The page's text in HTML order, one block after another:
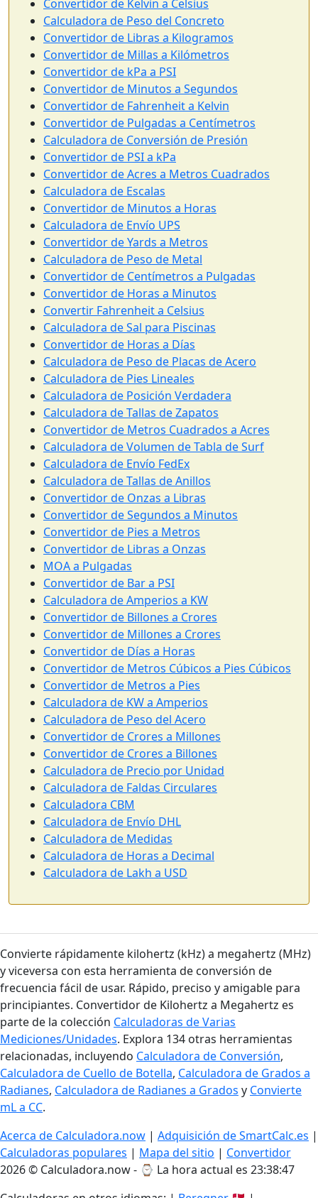
Convertidor de Kelvin a Celsius
Calculadora de Peso del Concreto
Convertidor de Libras a Kilogramos
Convertidor de Millas a Kilómetros
Convertidor de kPa a PSI
Convertidor de Minutos a Segundos
Convertidor de Fahrenheit a Kelvin
Convertidor de Pulgadas a Centímetros
Calculadora de Conversión de Presión
Convertidor de PSI a kPa
Convertidor de Acres a Metros Cuadrados
Calculadora de Escalas
Convertidor de Minutos a Horas
Calculadora de Envío UPS
Convertidor de Yards a Metros
Calculadora de Peso de Metal
Convertidor de Centímetros a Pulgadas
Convertidor de Horas a Minutos
Convertir Fahrenheit a Celsius
Calculadora de Sal para Piscinas
Convertidor de Horas a Días
Calculadora de Peso de Placas de Acero
Calculadora de Pies Lineales
Calculadora de Posición Verdadera
Calculadora de Tallas de Zapatos
Convertidor de Metros Cuadrados a Acres
Calculadora de Volumen de Tabla de Surf
Calculadora de Envío FedEx
Calculadora de Tallas de Anillos
Convertidor de Onzas a Libras
Convertidor de Segundos a Minutos
Convertidor de Pies a Metros
Convertidor de Libras a Onzas
MOA a Pulgadas
Convertidor de Bar a PSI
Calculadora de Amperios a KW
Convertidor de Billones a Crores
Convertidor de Millones a Crores
Convertidor de Días a Horas
Convertidor de Metros Cúbicos a Pies Cúbicos
Convertidor de Metros a Pies
Calculadora de KW a Amperios
Calculadora de Peso del Acero
Convertidor de Crores a Millones
Convertidor de Crores a Billones
Calculadora de Precio por Unidad
Calculadora de Faldas Circulares
Calculadora CBM
Calculadora de Envío DHL
Calculadora de Medidas
Calculadora de Horas a Decimal
Calculadora de Lakh a USD
Convierte rápidamente kilohertz (kHz) a megahertz (MHz)
y viceversa con esta herramienta de conversión de
frecuencia fácil de usar. Rápido, preciso y amigable para
principiantes. Convertidor de Kilohertz a Megahertz es
parte de la colección Calculadoras de Varias
Mediciones/Unidades. Explora 134 otras herramientas
relacionadas, incluyendo Calculadora de Conversión,
Calculadora de Cuello de Botella, Calculadora de Grados a
Radianes, Calculadora de Radianes a Grados y Convierte
mL a CC.
Acerca de Calculadora.now | Adquisición de SmartCalc.es |
Calculadoras populares | Mapa del sitio | Convertidor
2026 © Calculadora.now - ⌚ La hora actual es 23:38:47